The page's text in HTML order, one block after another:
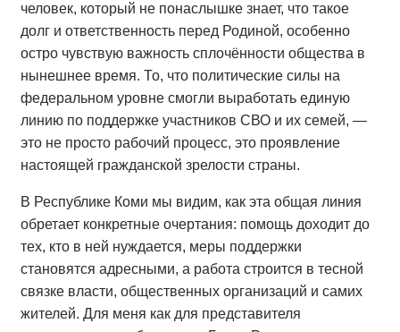
человек, который не понаслышке знает, что такое
долг и ответственность перед Родиной, особенно
остро чувствую важность сплочённости общества в
нынешнее время. То, что политические силы на
федеральном уровне смогли выработать единую
линию по поддержке участников СВО и их семей, —
это не просто рабочий процесс, это проявление
настоящей гражданской зрелости страны.
В Республике Коми мы видим, как эта общая линия
обретает конкретные очертания: помощь доходит до
тех, кто в ней нуждается, меры поддержки
становятся адресными, а работа строится в тесной
связке власти, общественных организаций и самих
жителей. Для меня как для представителя